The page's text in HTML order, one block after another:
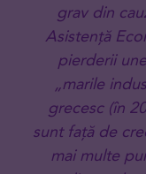
grav din
Asistență
pierderii
„marile
grecesc (în
sunt față de
mai multe